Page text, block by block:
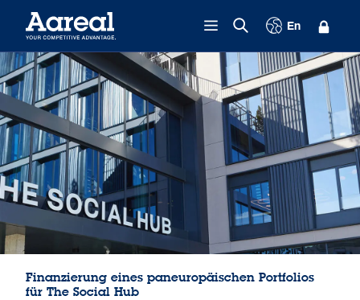
En
Finanzierung eines paneuropäischen Portfolios
für The Social Hub